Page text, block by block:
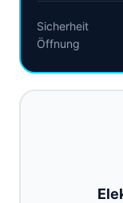
Sicherheit
Öffnung